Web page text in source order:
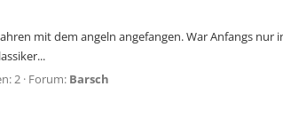
mit dem angeln angefangen. War Anfangs
2 Forum: Barsch